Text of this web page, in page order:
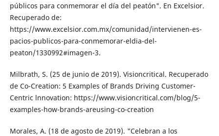
públicos para conme­morar el día del peatón". En Excelsior.
Recuperado de:
https://www.excelsior.com.mx/comunidad/intervienen-es­
pacios-publicos-para-conmemorar-el­dia-del-
peaton/1330992#imagen-3.
Milbrath, S. (25 de junio de 2019). Visioncriti­cal. Recuperado
de Co-Creation: 5 Exam­ples of Brands Driving Customer-
Centric lnnovation: https://www.visioncritical.com/blog/5-
examples-how-brands-are­using-co-creation
Morales, A. (18 de agosto de 2019). "Celebran a los